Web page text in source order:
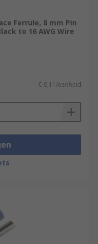
Ferrule, 8 mm Pin
to 16 AWG Wire
€ 0,11/eenheid